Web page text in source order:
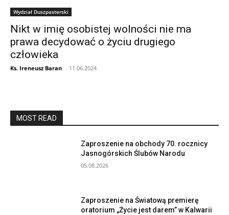
Wydział Duszpasterski
Nikt w imię osobistej wolności nie ma
prawa decydować o życiu drugiego
człowieka
Ks. Ireneusz Baran - 11.06.2024
MOST READ
Zaproszenie na obchody 70. rocznicy
Jasnogórskich Ślubów Narodu
05.08.2026
Zaproszenie na Światową premierę
oratorium „Życie jest darem” w Kalwarii